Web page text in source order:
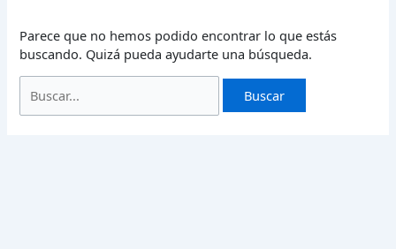
Parece que no hemos podido encontrar lo que estás
buscando. Quizá pueda ayudarte una búsqueda.